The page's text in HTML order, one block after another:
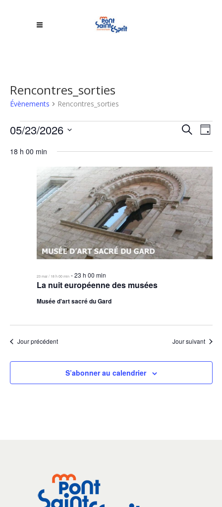
Rencontres_sorties
Évènements Rencontres_sorties
Évènements
for
mai
2026
et
de
vues
Recherche
Jour
05/23/2026
une
18 h 00 min
La nuit européenne des musées
23 mai / 18 h 00 min-23 h 00 min
Musée d'art sacré du Gard
Jour précédent Jour suivant
S’abonner au calendrier